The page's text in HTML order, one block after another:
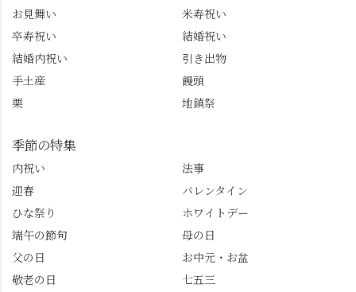
お見舞い
米寿祝い
卒寿祝い
結婚祝い
結婚内祝い
引き出物
手土産
饅頭
栗
地鎮祭
季節の特集
内祝い
法事
迎春
バレンタイン
ひな祭り
ホワイトデー
端午の節句
母の日
父の日
お中元・お盆
敬老の日
七五三